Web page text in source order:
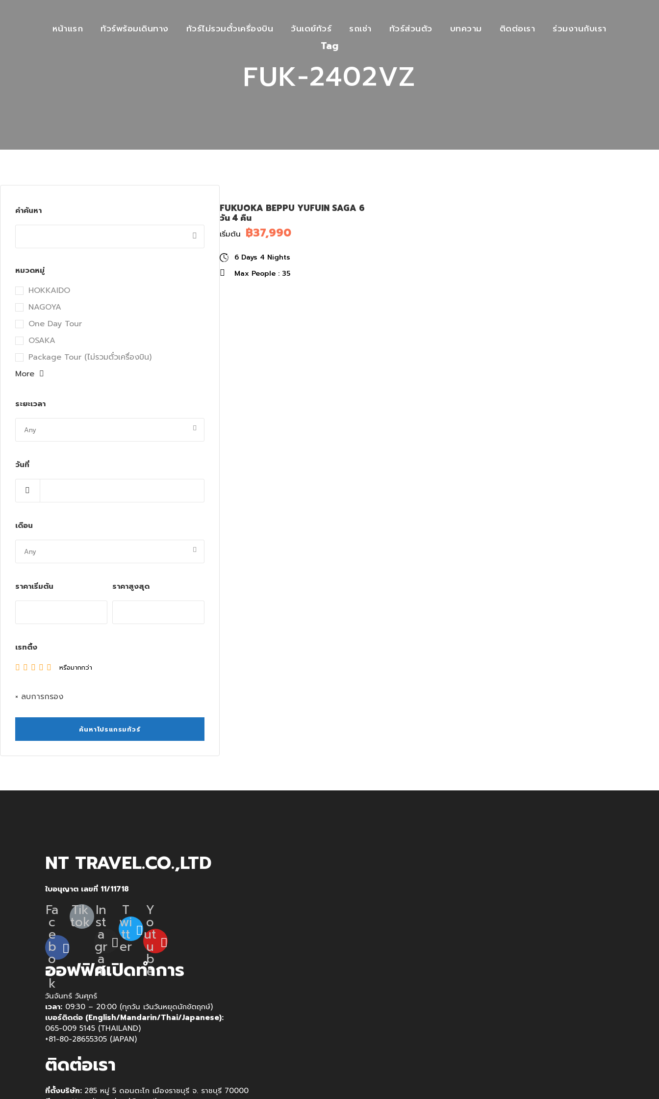
หน้าแรก ทัวร์พร้อมเดินทาง ทัวร์ไม่รวมตั๋วเครื่องบิน วันเดย์ทัวร์ รถเช่า ทัวร์ส่วนตัว บทความ ติดต่อเรา ร่วมงานกับเรา
Tag
FUK-2402VZ
FUKUOKA BEPPU YUFUIN SAGA 6
วัน 4 คืน
เริ่มต้น ฿37,990
6 Days 4 Nights
Max People : 35
คำค้นหา
หมวดหมู่
HOKKAIDO
NAGOYA
One Day Tour
OSAKA
Package Tour (ไม่รวมตั๋วเครื่องบิน)
More
ระยะเวลา
วันที่
เดือน
ราคาเริ่มต้น ราคาสูงสุด
เรทติ้ง
หรือมากกว่า
× ลบการกรอง
NT TRAVEL.CO.,LTD
ใบอนุญาต เลขที่ 11/11718
Fa
c
e
b
o
o
k
Tik
tok
In
st
a
gr
a
m
T
wi
tt
er
Y
o
ut
u
b
e
ออฟฟิศเปิดทำการ
วันจันทร์ วันศุกร์
เวลา: 09:30 – 20:00 (ทุกวัน เว้นวันหยุดนักขัตฤกษ์)
เบอร์ติดต่อ (English/Mandarin/Thai/Japanese):
065-009 5145 (THAILAND)
+81-80-28655305 (JAPAN)
ติดต่อเรา
ที่ตั้งบริษัท: 285 หมู่ 5 ดอนตะโก เมืองราชบุรี จ. ราชบุรี 70000